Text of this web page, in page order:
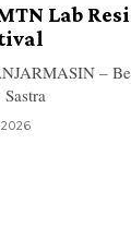
Lab
–
2026